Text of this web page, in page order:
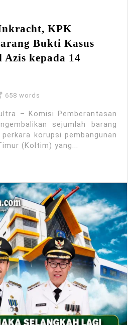
KPK
Bukti Kasus
kepada 14
658 words
– Komisi Pemberantasan
sejumlah barang
korupsi pembangunan
(Koltim) yang...